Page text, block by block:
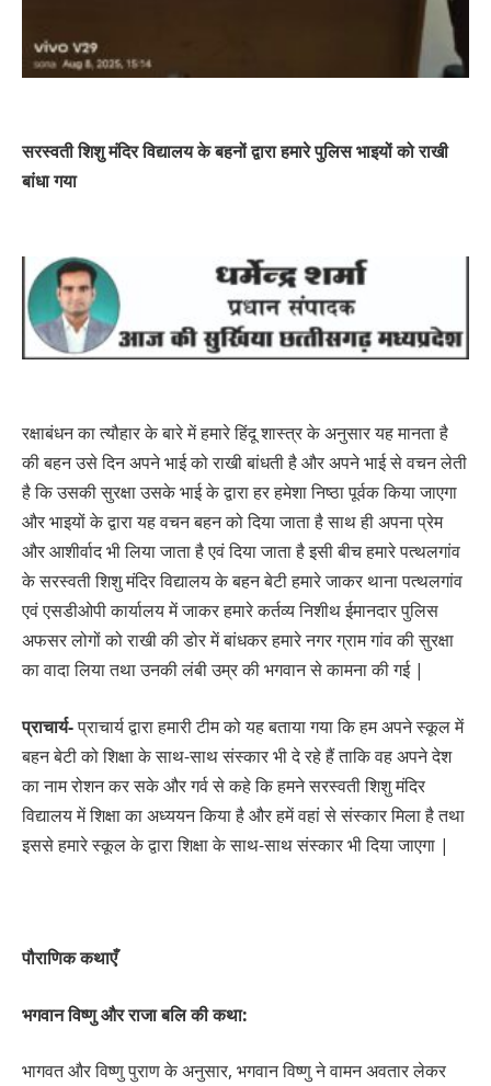
सरस्वती शिशु मंदिर विद्यालय के बहनों द्वारा हमारे पुलिस भाइयों को राखी
बांधा गया
रक्षाबंधन का त्यौहार के बारे में हमारे हिंदू शास्त्र के अनुसार यह मानता है
की बहन उसे दिन अपने भाई को राखी बांधती है और अपने भाई से वचन लेती
है कि उसकी सुरक्षा उसके भाई के द्वारा हर हमेशा निष्ठा पूर्वक किया जाएगा
और भाइयों के द्वारा यह वचन बहन को दिया जाता है साथ ही अपना प्रेम
और आशीर्वाद भी लिया जाता है एवं दिया जाता है इसी बीच हमारे पत्थलगांव
के सरस्वती शिशु मंदिर विद्यालय के बहन बेटी हमारे जाकर थाना पत्थलगांव
एवं एसडीओपी कार्यालय में जाकर हमारे कर्तव्य निशीथ ईमानदार पुलिस
अफसर लोगों को राखी की डोर में बांधकर हमारे नगर ग्राम गांव की सुरक्षा
का वादा लिया तथा उनकी लंबी उम्र की भगवान से कामना की गई |
प्राचार्य-प्राचार्य द्वारा हमारी टीम को यह बताया गया कि हम अपने स्कूल में
बहन बेटी को शिक्षा के साथ-साथ संस्कार भी दे रहे हैं ताकि वह अपने देश
का नाम रोशन कर सके और गर्व से कहे कि हमने सरस्वती शिशु मंदिर
विद्यालय में शिक्षा का अध्ययन किया है और हमें वहां से संस्कार मिला है तथा
इससे हमारे स्कूल के द्वारा शिक्षा के साथ-साथ संस्कार भी दिया जाएगा |
पौराणिक कथाएँ
भगवान विष्णु और राजा बलि की कथा:
भागवत और विष्णु पुराण के अनुसार, भगवान विष्णु ने वामन अवतार लेकर